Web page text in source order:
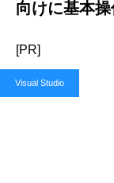
向けに基本
[PR]
Visual Studio